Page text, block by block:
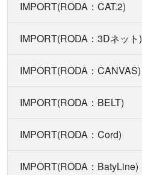
IMPORT(RODA：CAT.2)
IMPORT(RODA：3Dネット)
IMPORT(RODA：CANVAS)
IMPORT(RODA：BELT)
IMPORT(RODA：Cord)
IMPORT(RODA：BatyLine)